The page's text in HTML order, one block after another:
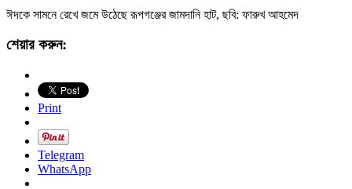
ঈদকে সামনে রেখে জমে উঠেছে রূপগঞ্জের জামদানি হাট, ছবি: ফারুখ আহমেদ
শেয়ার করুন:
Print
Telegram
WhatsApp